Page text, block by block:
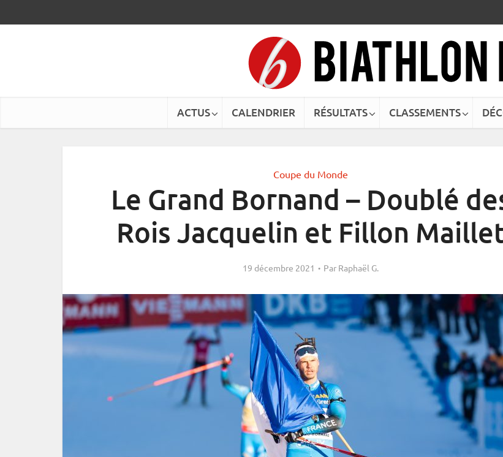
ACTUS CALENDRIER RÉSULTATS CLASSEMENTS
Coupe du Monde
Le Grand Bornand – Doublé
Rois Jacquelin et Fillon
19 décembre 2021 Par Raphaël G.